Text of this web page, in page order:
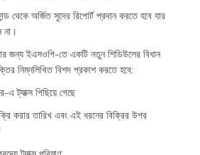
থেকে অর্জিত সুদের রিপোর্ট প্রদান করতে হবে যার
না।
জন্য ইএসওপি-তে একটি নতুন শিডিউলের বিধান
নিম্নলিখিত বিশদ প্রকাশ করতে হবে:
ট্যাক্স পিছিয়ে গেছে
করার তারিখ এবং এই ধরনের বিক্রির উপর